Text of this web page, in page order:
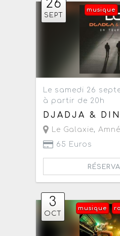
26
SEPT
musique
Le samedi 26
à partir de 20h
DJADJA &
Le Galaxie,
65 Euros
3
OCT
musique